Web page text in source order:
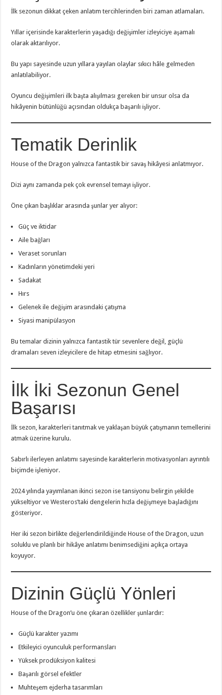
İlk sezonun dikkat çeken anlatım tercihlerinden biri zaman atlamaları.
Yıllar içerisinde karakterlerin yaşadığı değişimler izleyiciye aşamalı
olarak aktarılıyor.
Bu yapı sayesinde uzun yıllara yayılan olaylar sıkıcı hâle gelmeden
anlatılabiliyor.
Oyuncu değişimleri ilk başta alışılması gereken bir unsur olsa da
hikâyenin bütünlüğü açısından oldukça başarılı işliyor.
Tematik Derinlik
House of the Dragon yalnızca fantastik bir savaş hikâyesi anlatmıyor.
Dizi aynı zamanda pek çok evrensel temayı işliyor.
Öne çıkan başlıklar arasında şunlar yer alıyor:
Güç ve iktidar
Aile bağları
Veraset sorunları
Kadınların yönetimdeki yeri
Sadakat
Hırs
Gelenek ile değişim arasındaki çatışma
Siyasi manipülasyon
Bu temalar dizinin yalnızca fantastik tür sevenlere değil, güçlü
dramaları seven izleyicilere de hitap etmesini sağlıyor.
İlk İki Sezonun Genel
Başarısı
İlk sezon, karakterleri tanıtmak ve yaklaşan büyük çatışmanın temellerini
atmak üzerine kurulu.
Sabırlı ilerleyen anlatımı sayesinde karakterlerin motivasyonları ayrıntılı
biçimde işleniyor.
2024 yılında yayımlanan ikinci sezon ise tansiyonu belirgin şekilde
yükseltiyor ve Westeros’taki dengelerin hızla değişmeye başladığını
gösteriyor.
Her iki sezon birlikte değerlendirildiğinde House of the Dragon, uzun
soluklu ve planlı bir hikâye anlatımı benimsediğini açıkça ortaya
koyuyor.
Dizinin Güçlü Yönleri
House of the Dragon’u öne çıkaran özellikler şunlardır:
Güçlü karakter yazımı
Etkileyici oyunculuk performansları
Yüksek prodüksiyon kalitesi
Başarılı görsel efektler
Muhteşem ejderha tasarımları